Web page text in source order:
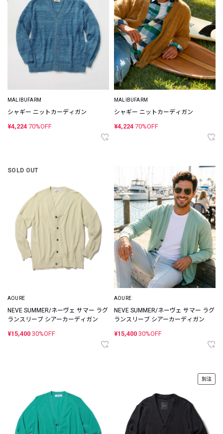
MALIBUFARM
シャギー ニットカーディガン
¥4,224 70%OFF
MALIBUFARM
シャギー ニットカーディガン
¥4,224 70%OFF
SOLD OUT
AOURE
NEVE SUMMER/ネーヴェ サマー ラグ
ランスリーブ シアーカーディガン
¥15,400 30%OFF
AOURE
NEVE SUMMER/ネーヴェ サマー ラグ
ランスリーブ シアーカーディガン
¥15,400 30%OFF
別注